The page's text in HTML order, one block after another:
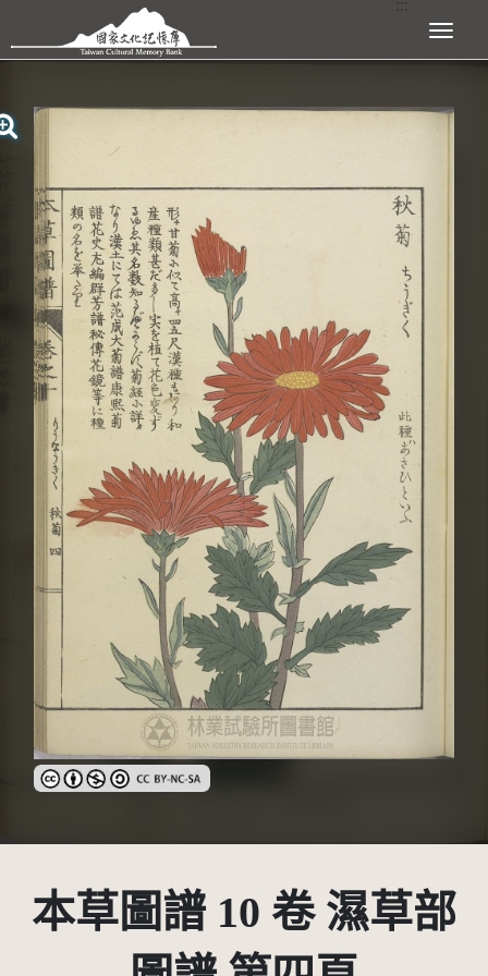
跳到主要內容區塊 展開選單
查看大
創用CC姓名標示-非商業性-相同方式分享 3.0 台灣及其後
本草圖譜 10 卷 濕草部